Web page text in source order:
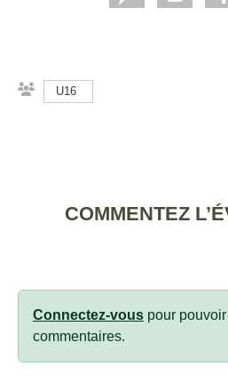
U16
COMMENTEZ
Connectez-vous pour
commentaires.